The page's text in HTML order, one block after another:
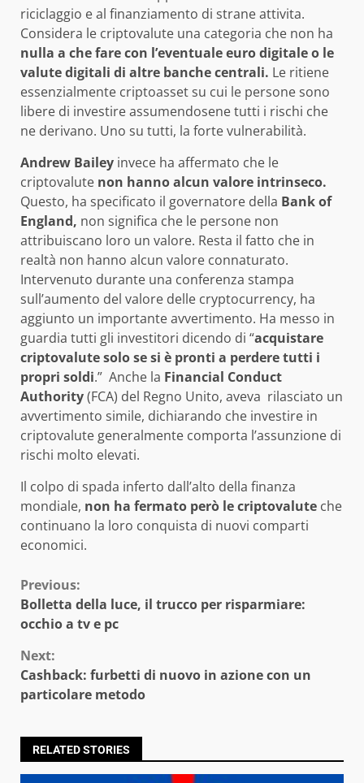
riciclaggio e al finanziamento di strane attivita.
Considera le criptovalute una categoria che non ha
nulla a che fare con l’eventuale euro digitale o le
valute digitali di altre banche centrali. Le ritiene
essenzialmente criptoasset su cui le persone sono
libere di investire assumendosene tutti i rischi che
ne derivano. Uno su tutti, la forte vulnerabilità.
Andrew Bailey invece ha affermato che le
criptovalute non hanno alcun valore intrinseco.
Questo, ha specificato il governatore della Bank of
England, non significa che le persone non
attribuiscano loro un valore. Resta il fatto che in
realtà non hanno alcun valore connaturato.
Intervenuto durante una conferenza stampa
sull’aumento del valore delle cryptocurrency, ha
aggiunto un importante avvertimento. Ha messo in
guardia tutti gli investitori dicendo di “acquistare
criptovalute solo se si è pronti a perdere tutti i
propri soldi.” Anche la Financial Conduct
Authority(FCA) del Regno Unito, aveva rilasciato un
avvertimento simile, dichiarando che investire in
criptovalute generalmente comporta l’assunzione di
rischi molto elevati.
Il colpo di spada inferto dall’alto della finanza
mondiale, non ha fermato però le criptovalute che
continuano la loro conquista di nuovi comparti
economici.
Continue
Reading
Previous:
Bolletta della luce, il trucco per risparmiare:
occhio a tv e pc
Next:
Cashback: furbetti di nuovo in azione con un
particolare metodo
RELATED STORIES